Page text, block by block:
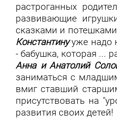
растроганных
развивающие
сказками и
Константину уже надо
- бабушка, которая ...
Анна и Анатолий
заниматься с
вмиг ставший
присутствовать на
развития своих детей!